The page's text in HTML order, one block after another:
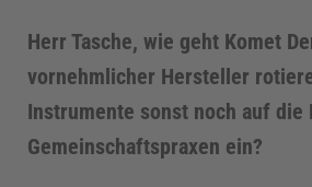
S
t
u
Herr Tasche, wie geht Komet
vornehmlicher Hersteller
Instrumente sonst noch auf die
Gemeinschaftspraxen ein?